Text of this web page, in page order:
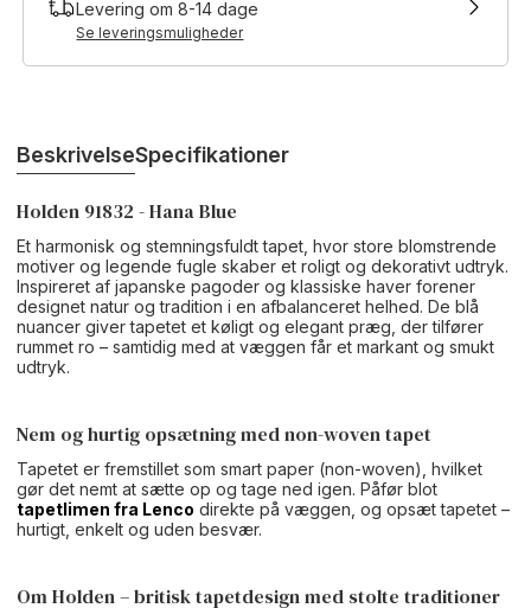
Levering om8-14dage
Se leveringsmuligheder
BeskrivelseSpecifikationer
Holden 91832 - Hana Blue
Et harmonisk og stemningsfuldt tapet, hvor store blomstrende
motiver og legende fugle skaber et roligt og dekorativt udtryk.
Inspireret af japanske pagoder og klassiske haver forener
designet natur og tradition i en afbalanceret helhed. De blå
nuancer giver tapetet et køligt og elegant præg, der tilfører
rummet ro – samtidig med at væggen får et markant og smukt
udtryk.
Nem og hurtig opsætning med non-woven tapet
Tapetet er fremstillet som smart paper (non-woven), hvilket
gør det nemt at sætte op og tage ned igen. Påfør blot
tapetlimen fra Lenco direkte på væggen, og opsæt tapetet –
hurtigt, enkelt og uden besvær.
Om Holden – britisk tapetdesign med stolte traditioner